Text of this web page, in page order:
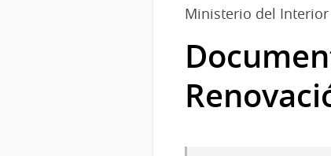
Ministerio del